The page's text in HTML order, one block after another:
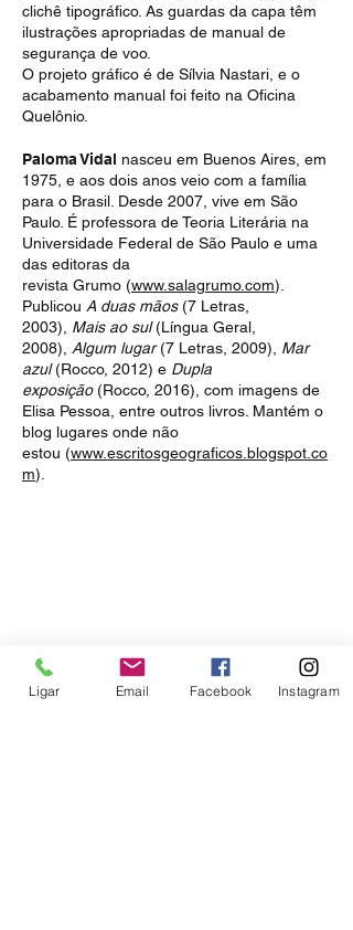
clichê tipográfico. As guardas da capa têm
ilustrações apropriadas de manual de
segurança de voo.
O projeto gráfico é de Sílvia Nastari, e o
acabamento manual foi feito na Oficina
Quelônio.
Paloma Vidal nasceu em Buenos Aires, em
1975, e aos dois anos veio com a família
para o Brasil. Desde 2007, vive em São
Paulo. É professora de Teoria Literária na
Universidade Federal de São Paulo e uma
das editoras da
revista Grumo (www.salagrumo.com).
Publicou A duas mãos(7 Letras,
2003), Mais ao sul(Língua Geral,
2008), Algum lugar(7 Letras, 2009),
Mar
azul(Rocco, 2012) e Dupla
exposição(Rocco, 2016), com imagens de
Elisa Pessoa, entre outros livros. Mantém o
blog lugares onde não
estou (www.escritosgeograficos.blogspot.co
m).
Ligar Email Facebook Instagram